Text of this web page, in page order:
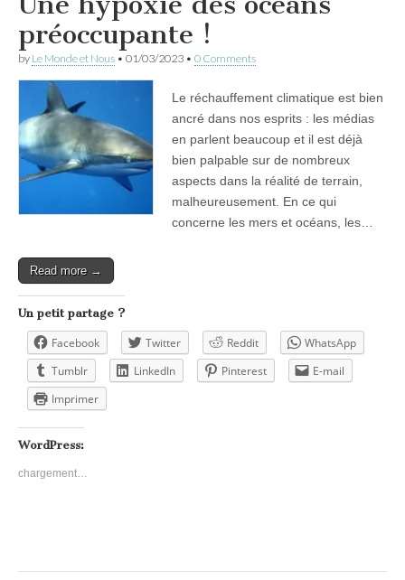
préoccupante !
by Le Monde et Nous • 01/03/2023 • 0 Comments
Le réchauffement climatique est bien
ancré dans nos esprits : les médias
en parlent beaucoup et il est déjà
bien palpable sur de nombreux
aspects dans la réalité de terrain,
malheureusement. En ce qui
concerne les mers et océans, les…
Read more →
Un petit partage ?
Facebook Twitter Reddit
WhatsApp
Tumblr
LinkedIn Pinterest
E-mail
Imprimer
WordPress:
chargement…